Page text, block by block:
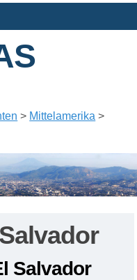
> Mittelamerika >
Salvador